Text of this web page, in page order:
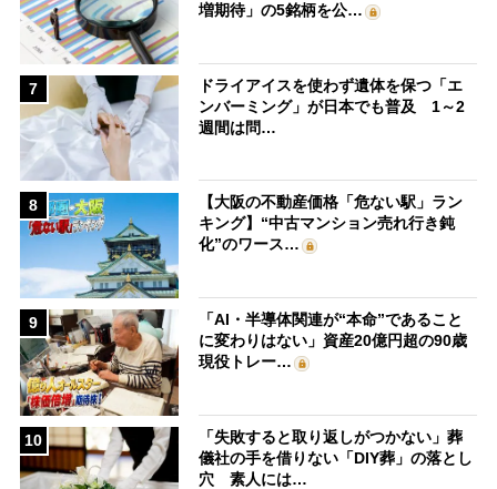
増期待」の5銘柄を公…
7
ドライアイスを使わず遺体を保つ「エ
ンバーミング」が日本でも普及 1～2
週間は問…
8
【大阪の不動産価格「危ない駅」ラン
キング】“中古マンション売れ行き鈍
化”のワース…
9
「AI・半導体関連が“本命”であること
に変わりはない」資産20億円超の90歳
現役トレー…
10
「失敗すると取り返しがつかない」葬
儀社の手を借りない「DIY葬」の落とし
穴 素人には…